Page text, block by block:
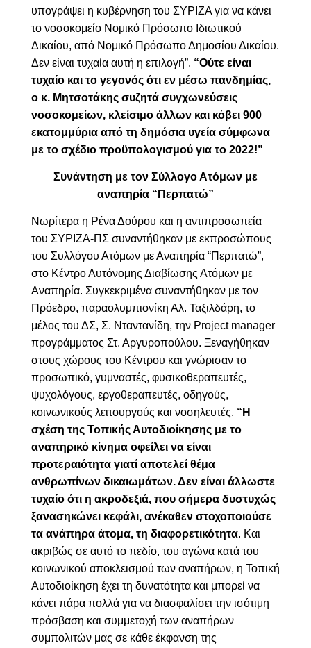
υπογράψει η κυβέρνηση του ΣΥΡΙΖΑ για να κάνει
το νοσοκομείο Νομικό Πρόσωπο Ιδιωτικού
Δικαίου, από Νομικό Πρόσωπο Δημοσίου Δικαίου.
Δεν είναι τυχαία αυτή η επιλογή”. “Ούτε είναι
τυχαίο και το γεγονός ότι εν μέσω πανδημίας,
ο κ. Μητσοτάκης συζητά συγχωνεύσεις
νοσοκομείων, κλείσιμο άλλων και κόβει 900
εκατομμύρια από τη δημόσια υγεία σύμφωνα
με το σχέδιο προϋπολογισμού για το 2022!”
Συνάντηση με τον Σύλλογο Ατόμων με
αναπηρία “Περπατώ”
Νωρίτερα η Ρένα Δούρου και η αντιπροσωπεία
του ΣΥΡΙΖΑ-ΠΣ συναντήθηκαν με εκπροσώπους
του Συλλόγου Ατόμων με Αναπηρία “Περπατώ”,
στο Κέντρο Αυτόνομης Διαβίωσης Ατόμων με
Αναπηρία. Συγκεκριμένα συναντήθηκαν με τον
Πρόεδρο, παραολυμπιονίκη Αλ. Ταξιλδάρη, το
μέλος του ΔΣ, Σ. Νταντανίδη, την Project manager
προγράμματος Στ. Αργυροπούλου. Ξεναγήθηκαν
στους χώρους του Κέντρου και γνώρισαν το
προσωπικό, γυμναστές, φυσικοθεραπευτές,
ψυχολόγους, εργοθεραπευτές, οδηγούς,
κοινωνικούς λειτουργούς και νοσηλευτές. “ Η
σχέση της Τοπικής Αυτοδιοίκησης με το
αναπηρικό κίνημα οφείλει να είναι
προτεραιότητα γιατί αποτελεί θέμα
ανθρωπίνων δικαιωμάτων. Δεν είναι άλλωστε
τυχαίο ότι η ακροδεξιά, που σήμερα δυστυχώς
ξανασηκώνει κεφάλι, ανέκαθεν στοχοποιούσε
τα ανάπηρα άτομα, τη διαφορετικότητα. Και
ακριβώς σε αυτό το πεδίο, του αγώνα κατά του
κοινωνικού αποκλεισμού των αναπήρων, η Τοπική
Αυτοδιοίκηση έχει τη δυνατότητα και μπορεί να
κάνει πάρα πολλά για να διασφαλίσει την ισότιμη
πρόσβαση και συμμετοχή των αναπήρων
συμπολιτών μας σε κάθε έκφανση της